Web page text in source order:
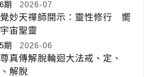
期 2026-07
妙天禪師開示：靈性修行 嚮
宙聖靈
期 2026-06
真傳解脫輪迴大法戒、定、
解脫